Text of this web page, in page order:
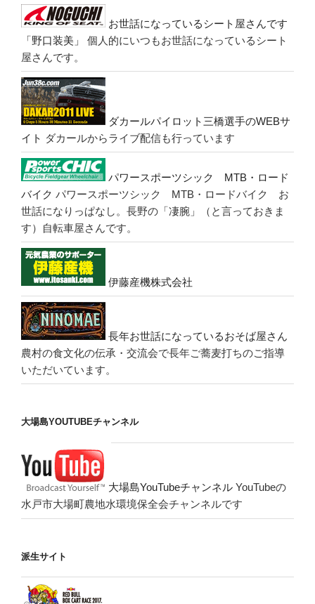
お世話になっているシート屋さんです
「野口装美」
個人的にいつもお世話になっているシート
屋さんです。
ダカールパイロット三橋選手のWEBサ
イト ダカールからライブ配信も行っています
パワースポーツシック MTB・ロード
バイク パワースポーツシック MTB・ロードバイク お
世話になりっぱなし。長野の「凄腕」（と言っておきま
す）自転車屋さんです。
伊藤産機株式会社
長年お世話になっているおそば屋さん
農村の食文化の伝承・交流会で長年ご蕎麦打ちのご指導
いただいています。
大場島YOUTUBEチャンネル
大場島YouTubeチャンネル YouTubeの
水戸市大場町農地水環境保全会チャンネルです
派生サイト